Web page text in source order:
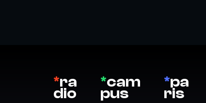
*ra
dio
*cam
pus
*pa
ris